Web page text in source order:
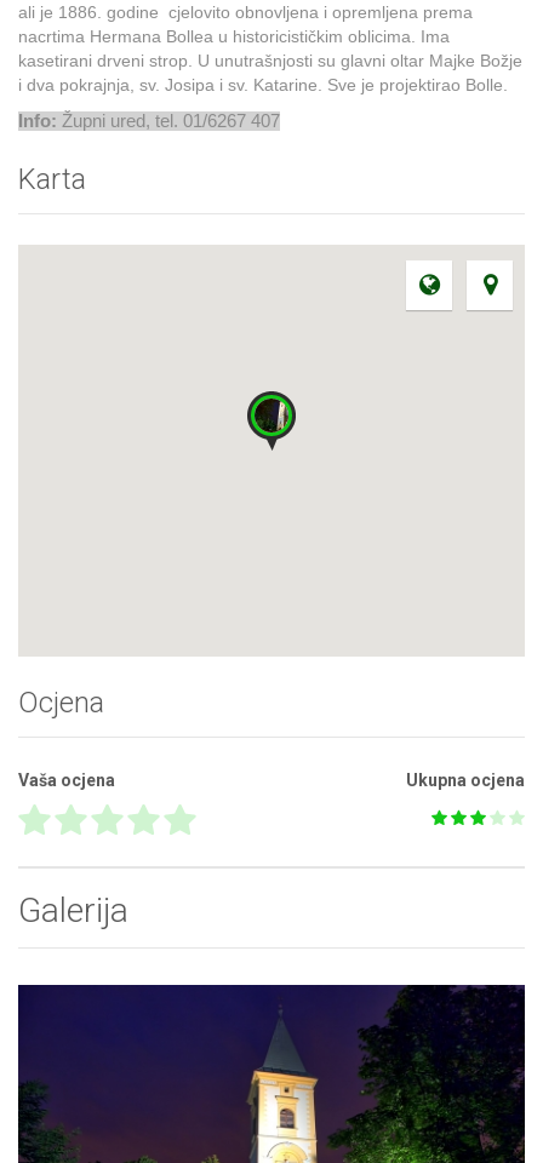
ali je 1886. godine cjelovito obnovljena i opremljena prema
nacrtima Hermana Bollea u historicističkim oblicima. Ima
kasetirani drveni strop. U unutrašnjosti su glavni oltar Majke Božje
i dva pokrajnja, sv. Josipa i sv. Katarine. Sve je projektirao Bolle.
Info: Župni ured, tel. 01/6267 407
Karta
Ocjena
Vaša ocjena Ukupna ocjena
Galerija